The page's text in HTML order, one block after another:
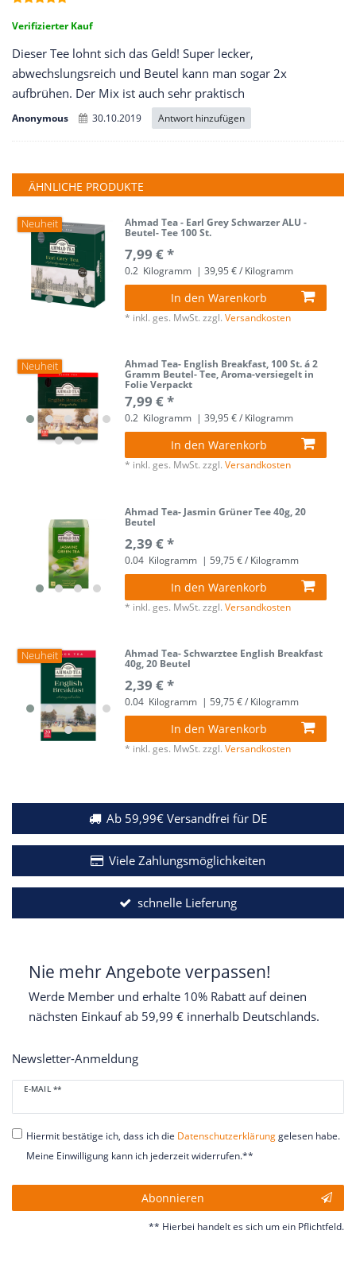
Verifizierter Kauf
Dieser Tee lohnt sich das Geld! Super lecker,
abwechslungsreich und Beutel kann man sogar 2x
aufbrühen. Der Mix ist auch sehr praktisch
Anonymous 30.10.2019 Antwort hinzufügen
ÄHNLICHE PRODUKTE
Neuheit Ahmad Tea - Earl Grey Schwarzer ALU -
Beutel- Tee 100 St.
7,99 € *
0.2 Kilogramm | 39,95 € / Kilogramm
In den Warenkorb
* inkl. ges. MwSt. zzgl.Versandkosten
Neuheit Ahmad Tea- English Breakfast, 100 St. á 2
Gramm Beutel- Tee, Aroma-versiegelt in
Folie Verpackt
7,99 € *
0.2 Kilogramm | 39,95 € / Kilogramm
In den Warenkorb
* inkl. ges. MwSt. zzgl.Versandkosten
Ahmad Tea- Jasmin Grüner Tee 40g, 20
Beutel
2,39 € *
0.04 Kilogramm | 59,75 € / Kilogramm
In den Warenkorb
* inkl. ges. MwSt. zzgl.Versandkosten
Neuheit Ahmad Tea- Schwarztee English Breakfast
40g, 20 Beutel
2,39 € *
0.04 Kilogramm | 59,75 € / Kilogramm
In den Warenkorb
* inkl. ges. MwSt. zzgl.Versandkosten
Ab 59,99€ Versandfrei für DE
Viele Zahlungsmöglichkeiten
schnelle Lieferung
Nie mehr Angebote verpassen!
Werde Member und erhalte 10% Rabatt auf deinen
nächsten Einkauf ab 59,99 € innerhalb Deutschlands.
Newsletter-Anmeldung
E-MAIL **
Newsletter
Honig
Hiermit bestätige ich, dass ich die Daten­schutz­erklärunggelesen habe.
Meine Einwilligung kann ich jederzeit widerrufen.**
Abonnieren
** Hierbei handelt es sich um ein Pflichtfeld.